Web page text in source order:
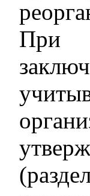
При